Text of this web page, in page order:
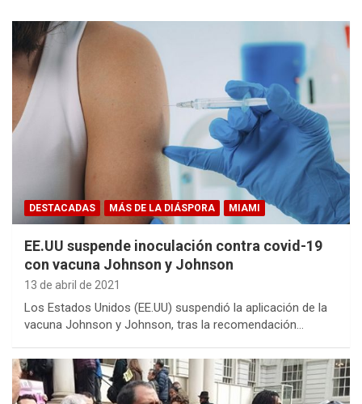
DESTACADAS MÁS DE LA DIÁSPORA MIAMI
EE.UU suspende inoculación contra covid-19
con vacuna Johnson y Johnson
13 de abril de 2021
Los Estados Unidos (EE.UU) suspendió la aplicación de la
vacuna Johnson y Johnson, tras la recomendación…